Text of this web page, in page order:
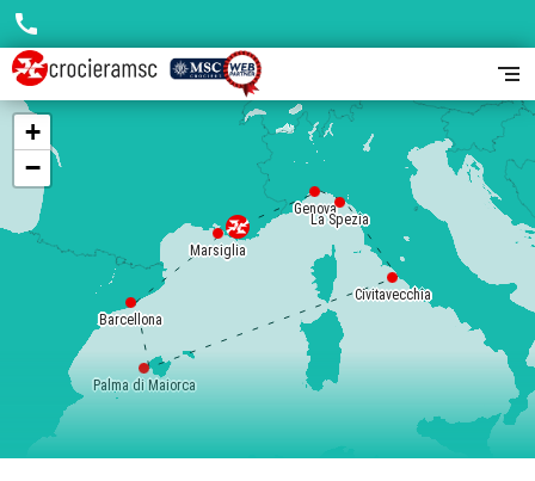
Barcellona
Marsiglia
Genova
La Spezia
Civitavecchia
Palma di Maiorca
+
−
call
segment